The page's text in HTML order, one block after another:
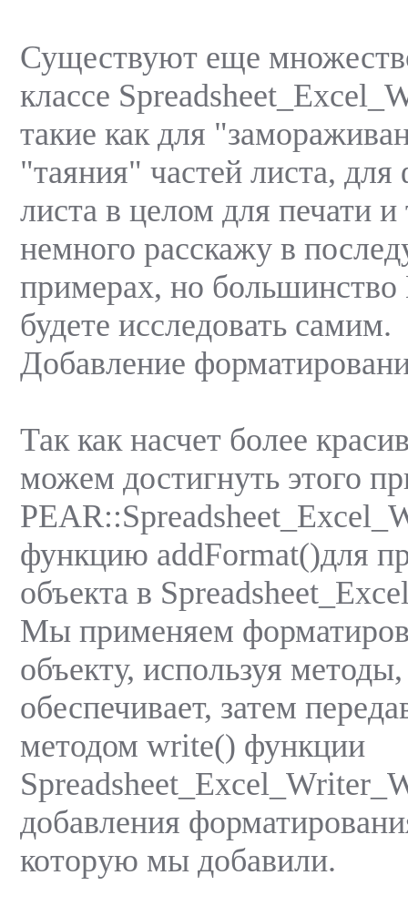
Существуют еще
классе
такие как для
"таяния" частей листа,
листа в целом для печати
немного расскажу в
примераx, но
будете исследовать самим.
Добавление
Так как насчет более
можем достигнуть этого
функцию addFormat()для
объекта в
Мы применяем
объекту, используя
обеспечивает, затем
методом write() функции
добавления
которую мы добавили.